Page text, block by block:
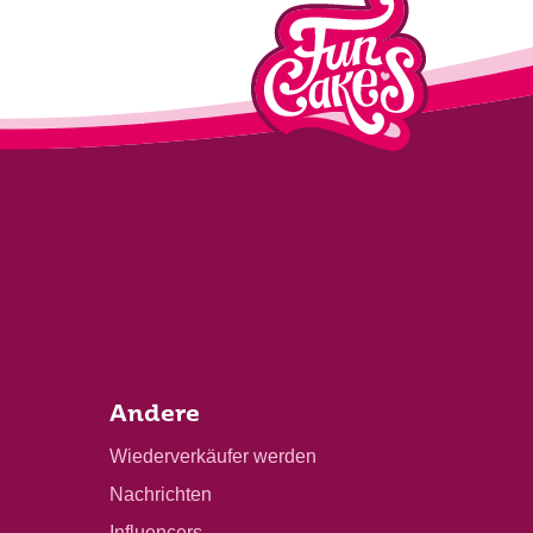
Andere
Wiederverkäufer werden
Nachrichten